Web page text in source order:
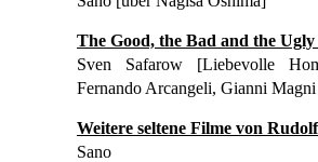
The Good, the Bad and the Ugly
Sven Safarow [Liebevolle
Fernando Arcangeli, Gianni
Weitere seltene Filme von
Sano